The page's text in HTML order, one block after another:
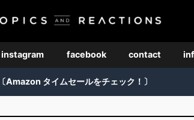
instagram facebook contact
〔Amazon タイムセールをチェック！〕